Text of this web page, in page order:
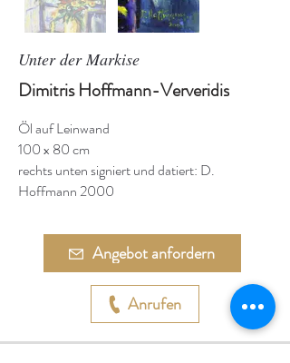
Unter der Markise
Dimitris Hoffmann-Ververidis
Öl auf Leinwand
100 x 80 cm
rechts unten signiert und datiert: D.
Hoffmann 2000
Angebot anfordern
Anrufen